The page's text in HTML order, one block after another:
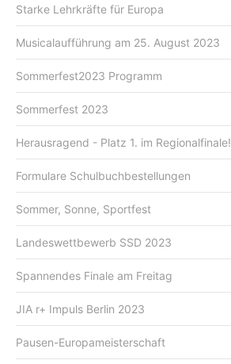
Starke Lehrkräfte für Europa
Musicalaufführung am 25. August 2023
Sommerfest2023 Programm
Sommerfest 2023
Herausragend - Platz 1. im Regionalfinale!
Formulare Schulbuchbestellungen
Sommer, Sonne, Sportfest
Landeswettbewerb SSD 2023
Spannendes Finale am Freitag
JIA r+ Impuls Berlin 2023
Pausen-Europameisterschaft